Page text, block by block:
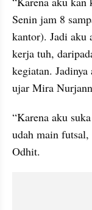
Senin jam 8
kantor). Jadi aku
kerja tuh,
kegiatan.
ujar Mira
“Karena aku
udah main
Odhit.